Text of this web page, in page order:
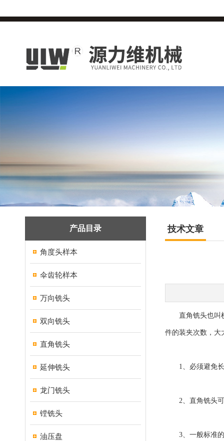
产品目录
角度头样本
伞齿轮样本
万向铣头
双向铣头
直角铣头
延伸铣头
龙门铣头
镗铣头
油压盘
技术文章
直角铣头也叫横
件的装夹次数，大
1、必须避免长
2、直角铣头可
3、一般标准的